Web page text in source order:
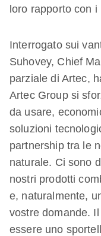
loro rapporto con
Interrogato sui
Suhovey, Chief
parziale di Artec,
Artec Group si
da usare,
soluzioni
partnership tra le
naturale. Ci sono
nostri prodotti
e, naturalmente,
vostre domande.
essere uno